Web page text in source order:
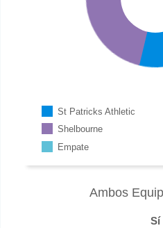
St Patricks Athletic
Shelbourne
Empate
Ambos
Sí